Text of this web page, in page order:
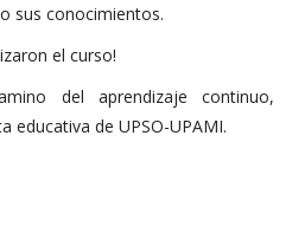
sus conocimientos.
el curso!
del aprendizaje continuo,
educativa de UPSO-UPAMI.